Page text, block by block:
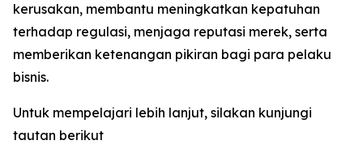
kerusakan, membantu meningkatkan kepatuhan
terhadap regulasi, menjaga reputasi merek, serta
memberikan ketenangan pikiran bagi para pelaku
bisnis.
Untuk mempelajari lebih lanjut, silakan kunjungi
tautan berikut